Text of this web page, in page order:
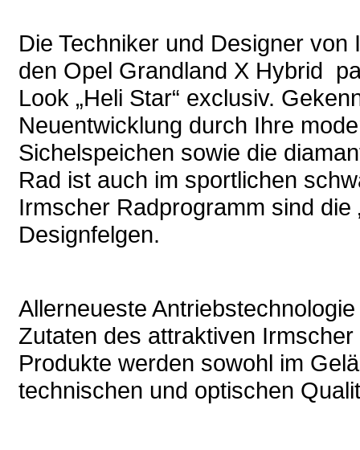
Die Techniker und Designer
den Opel Grandland X Hybrid
Look „Heli Star“ exclusiv.
Neuentwicklung durch Ihre
Sichelspeichen sowie die
Rad ist auch im sportlichen
Irmscher Radprogramm sind die
Designfelgen.
Allerneueste
Zutaten des attraktiven
Produkte werden sowohl im
technischen und optischen